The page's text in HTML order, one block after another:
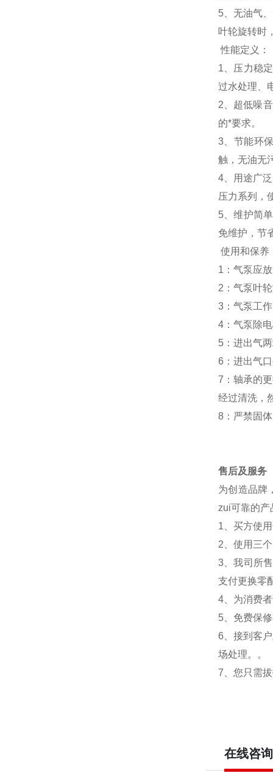
5、无油气
叶轮旋转时
性能定义：
1、压力稳
过水处理、
2、超低噪
的*要求。
3、节能环
触，无油无
4、用途广
压力系列，
5、维护简
免维护，节
使用和保养
1：气泵应
2：气泵叶
3：气泵工
4：气泵除
5：进出气
6：进出气
7：轴承的
经过清洗，
8：严禁固
售后及服务
为创造品牌
zui可靠的产
1、买方使
2、使用三
3、我司所
支付更换零
4、为消费
5、免费保
6、接到客
场处理。。
7、您只需
在线咨询